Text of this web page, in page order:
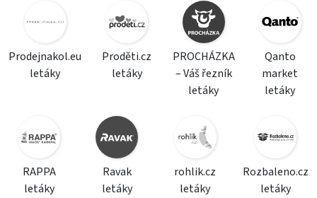
Prodejnakol.eu
letáky
Proděti.cz
letáky
PROCHÁZKA
– Váš řezník
letáky
Qanto
market
letáky
RAPPA
letáky
Ravak
letáky
rohlik.cz
letáky
Rozbaleno.cz
letáky